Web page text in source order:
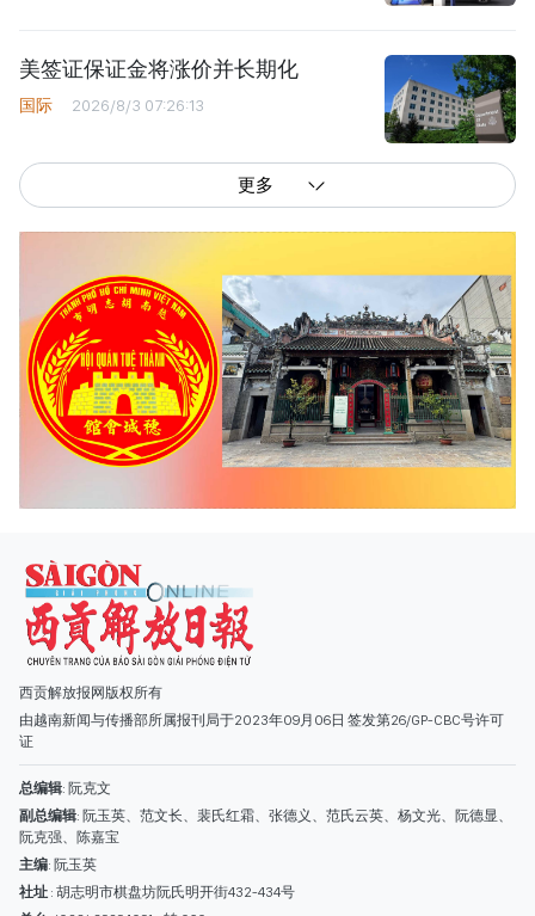
美签证保证金将涨价并长期化
国际 2026/8/3 07:26:13
更多
西贡解放报网版权所有
由越南新闻与传播部所属报刊局于2023年09月06日 签发第26/GP-CBC号许可
副总编辑: 阮玉英、范文长、裴氏红霜、张德义、范氏云英、杨文光、阮德显、
阮克强、陈嘉宝
主编: 阮玉英
社址: 胡志明市棋盘坊阮氏明开街432-434号
总台: (028) 39294091 - 转 060
热线: 096.558.1888
编辑部: (028) 39294092 - 转 060
电子信箱
广告部
(028) 38334185
quangcaohoavan09@gmail.com;